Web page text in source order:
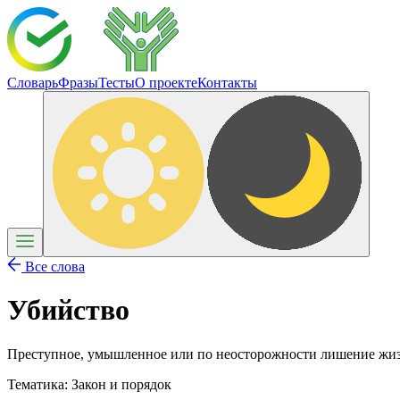
СловарьФразыТестыО проектеКонтакты
Все слова
Убийство
Преступное, умышленное или по неосторожности лишение
Тематика: Закон и порядок